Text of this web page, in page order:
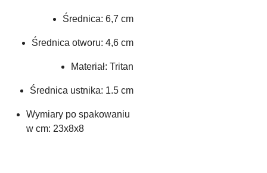
Średnica: 6,7 cm
Średnica otworu: 4,6 cm
Materiał: Tritan
Średnica ustnika: 1.5 cm
Wymiary po spakowaniu
w cm: 23x8x8